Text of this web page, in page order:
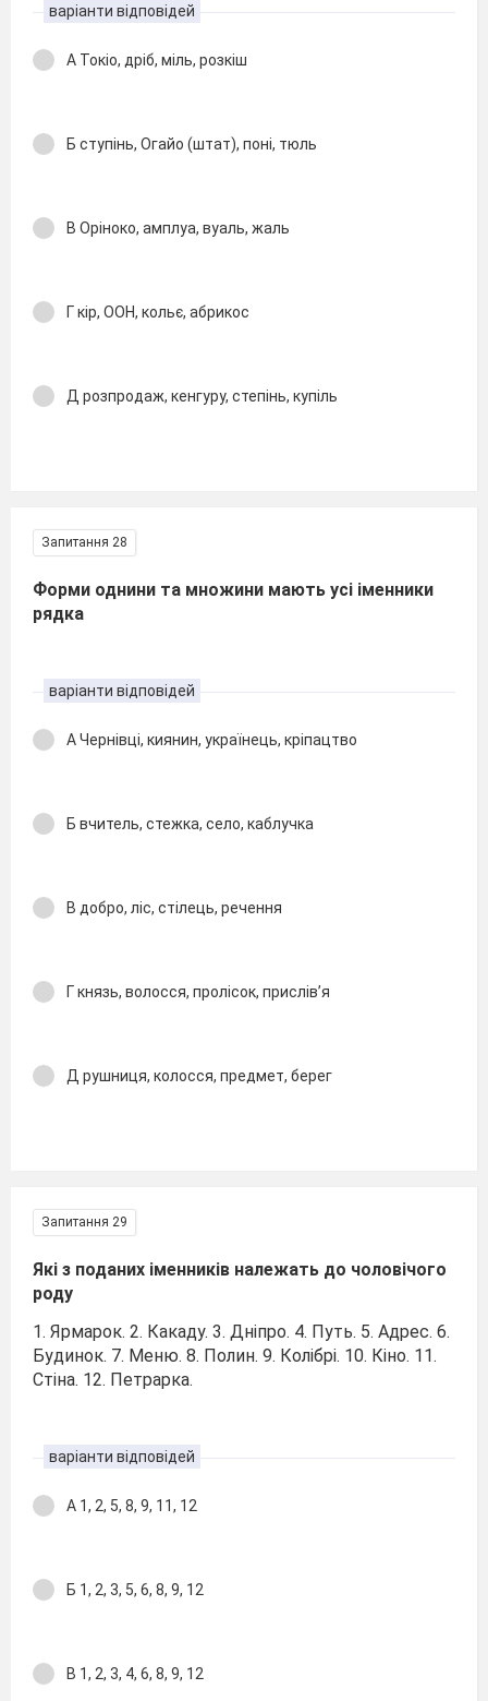
варіанти відповідей
А Токіо, дріб, міль, розкіш
Б ступінь, Огайо (штат), поні, тюль
В Оріноко, амплуа, вуаль, жаль
Г кір, ООН, кольє, абрикос
Д розпродаж, кенгуру, степінь, купіль
Запитання 28
Форми однини та множини мають усі іменники
рядка
варіанти відповідей
А Чернівці, киянин, українець, кріпацтво
Б вчитель, стежка, село, каблучка
В добро, ліс, стілець, речення
Г князь, волосся, пролісок, прислів’я
Д рушниця, колосся, предмет, берег
Запитання 29
Які з поданих іменників належать до чоловічого
роду
1. Ярмарок. 2. Какаду. 3. Дніпро. 4. Путь. 5. Адрес. 6.
Будинок. 7. Меню. 8. Полин. 9. Колібрі. 10. Кіно. 11.
Стіна. 12. Петрарка.
варіанти відповідей
А 1, 2, 5, 8, 9, 11, 12
Б 1, 2, 3, 5, 6, 8, 9, 12
В 1, 2, 3, 4, 6, 8, 9, 12